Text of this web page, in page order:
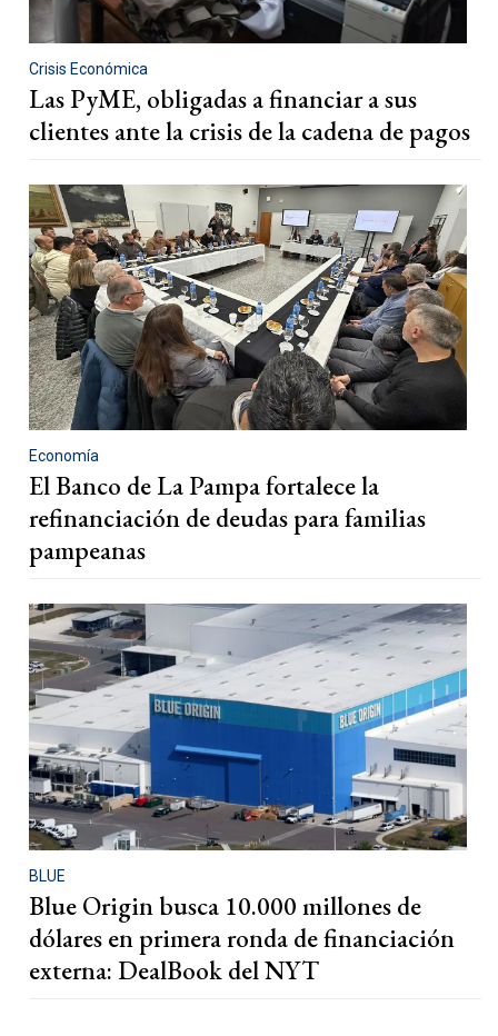
Crisis Económica
Las PyME, obligadas a financiar a sus
clientes ante la crisis de la cadena de pagos
Economía
El Banco de La Pampa fortalece la
refinanciación de deudas para familias
pampeanas
BLUE
Blue Origin busca 10.000 millones de
dólares en primera ronda de financiación
externa: DealBook del NYT